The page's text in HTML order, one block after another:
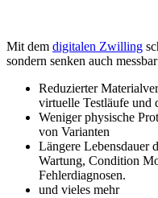
Mit dem digitalen Zwilling
sondern senken auch
Reduzierter
virtuelle Testläufe und
Weniger physische
von Varianten
Längere Lebensdauer
Wartung, Condition
Fehlerdiagnosen.
und vieles mehr